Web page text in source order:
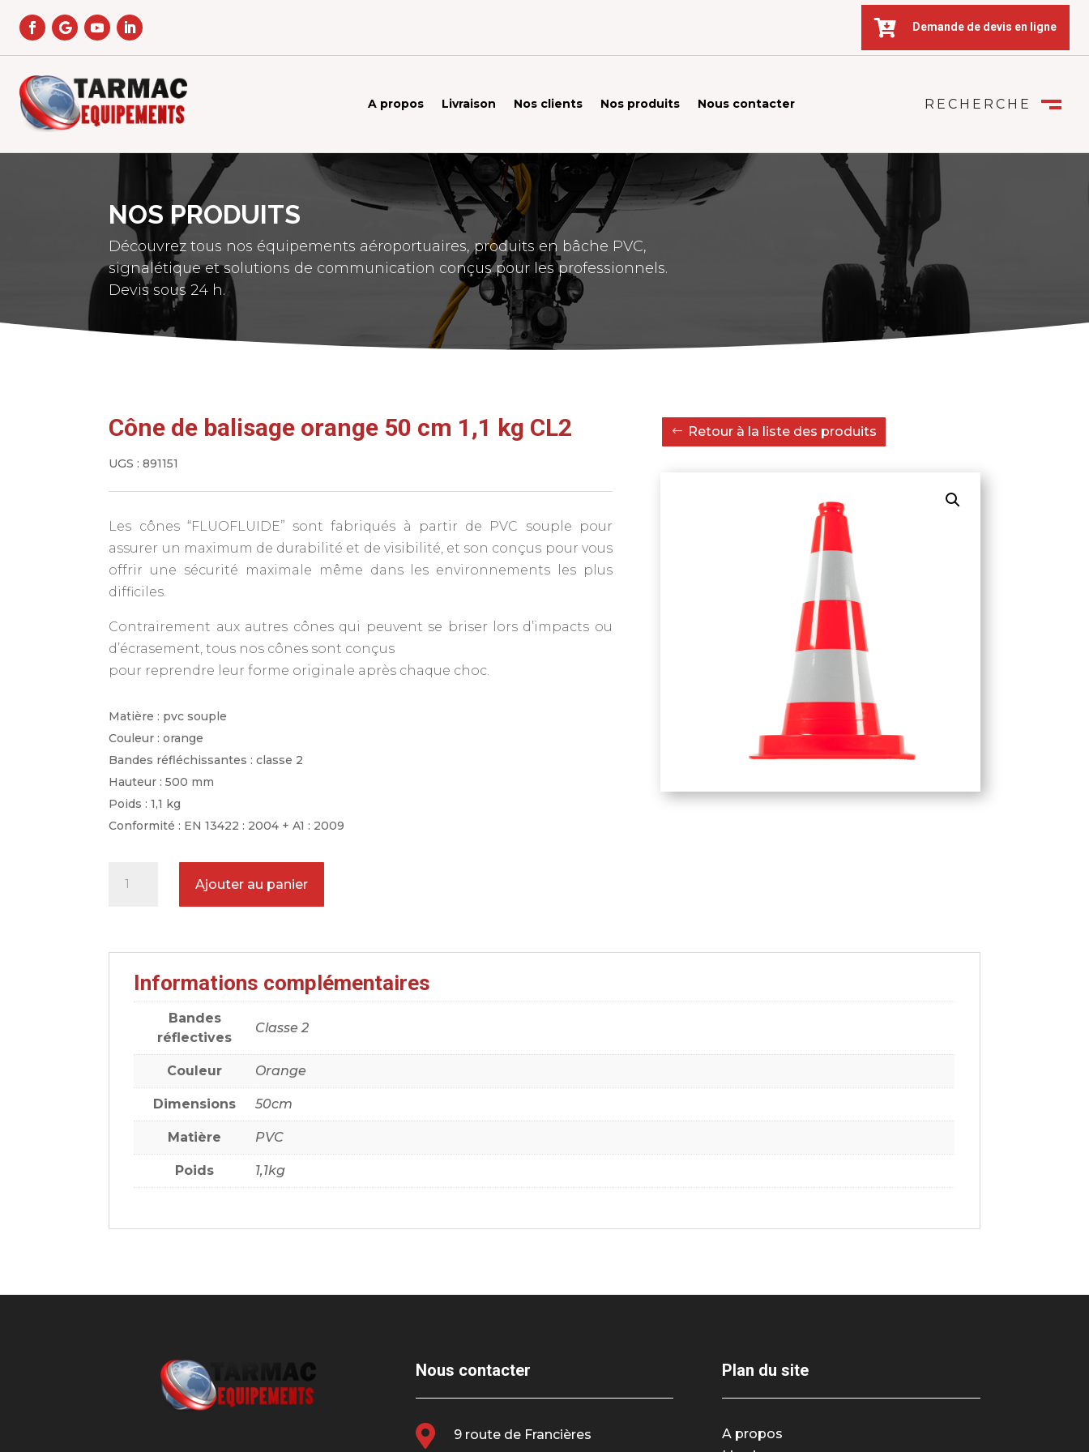
 Demande de devis en ligne
A propos Livraison Nos clients Nos produits Nous contacter
RECHERCHE
NOS PRODUITS
Découvrez tous nos équipements aéroportuaires, produits en bâche PVC,
signalétique et solutions de communication conçus pour les professionnels.
Devis sous 24 h.
Cône de balisage orange 50 cm 1,1 kg CL2
UGS :891151
Les cônes “FLUOFLUIDE” sont fabriqués à partir de PVC souple pour
assurer un maximum de durabilité et de visibilité, et son conçus pour vous
offrir une sécurité maximale même dans les environnements les plus
difficiles.
Contrairement aux autres cônes qui peuvent se briser lors d’impacts ou
d’écrasement, tous nos cônes sont conçus
pour reprendre leur forme originale après chaque choc.
Matière : pvc souple
Couleur : orange
Bandes réfléchissantes : classe 2
Hauteur : 500 mm
Poids : 1,1 kg
Conformité : EN 13422 : 2004 + A1 : 2009
orange
CL2
Ajouter au panier
Retour à la liste des produits
Informations complémentaires
Bandes
réflectives
Classe 2
Couleur Orange
Dimensions 50cm
Matière PVC
Poids 1,1kg
Nous contacter

9 route de Francières
Plan du site
A propos